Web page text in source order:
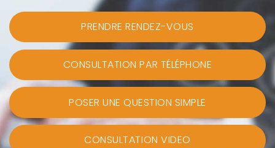
PRENDRE RENDEZ-VOUS
CONSULTATION PAR TÉLÉPHONE
POSER UNE QUESTION SIMPLE
CONSULTATION VIDEO